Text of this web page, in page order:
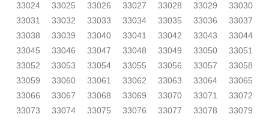
33024
33025 33026 33027 33028 33029
33030
33031
33032 33033 33034 33035 33036
33037
33038
33039 33040 33041 33042 33043
33044
33045
33046 33047 33048 33049 33050
33051
33052
33053 33054 33055 33056 33057
33058
33059
33060 33061 33062 33063 33064
33065
33066
33067 33068 33069 33070 33071
33072
33073
33074 33075 33076 33077 33078
33079